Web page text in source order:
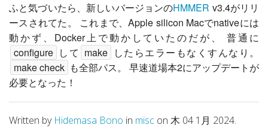
ふと気づいたら、新しいバージョンのHMMER v3.4がリリ
ースされてた。 これまで、Apple silicon Macでnativeには
動かず、Docker上で動かしていたのだが、 普通に
configure して make したらエラーもなくすんなり。
make check も全部パス。 早速道場本2にアップデートが
必要となった！
Written by Hidemasa Bono in misc on 木 04 1月 2024.